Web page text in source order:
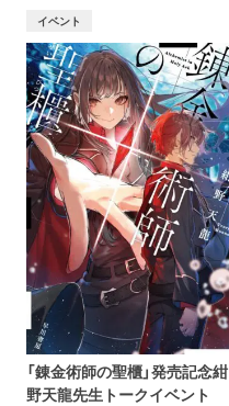
イベント
「錬金術師の聖櫃」発売記念紺
野天龍先生トークイベント